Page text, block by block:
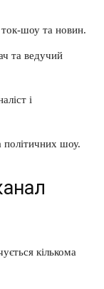
шоу та новин.
та ведучий
і
шоу.
кількома